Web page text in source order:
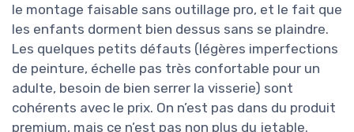
le montage faisable sans outillage pro, et le fait que
les enfants dorment bien dessus sans se plaindre.
Les quelques petits défauts (légères imperfections
de peinture, échelle pas très confortable pour un
adulte, besoin de bien serrer la visserie) sont
cohérents avec le prix. On n’est pas dans du produit
premium, mais ce n’est pas non plus du jetable.